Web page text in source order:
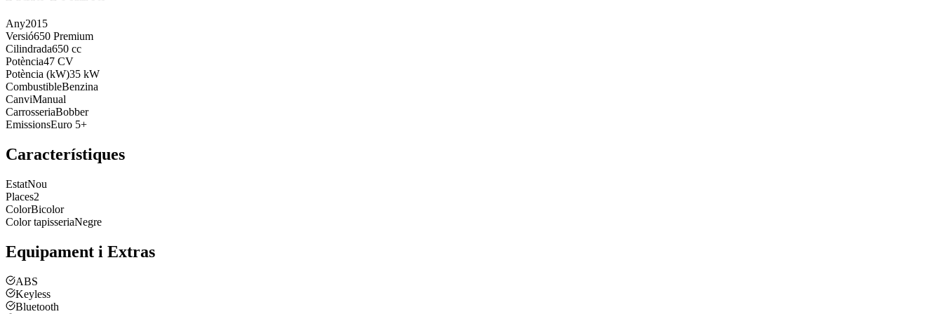
Any2015
Versió650 Premium
Cilindrada650 cc
Potència47 CV
Potència (kW)35 kW
CombustibleBenzina
CanviManual
CarrosseriaBobber
EmissionsEuro 5+
Característiques
EstatNou
Places2
ColorBicolor
Color tapisseriaNegre
Equipament i Extras
ABS
Keyless
Bluetooth